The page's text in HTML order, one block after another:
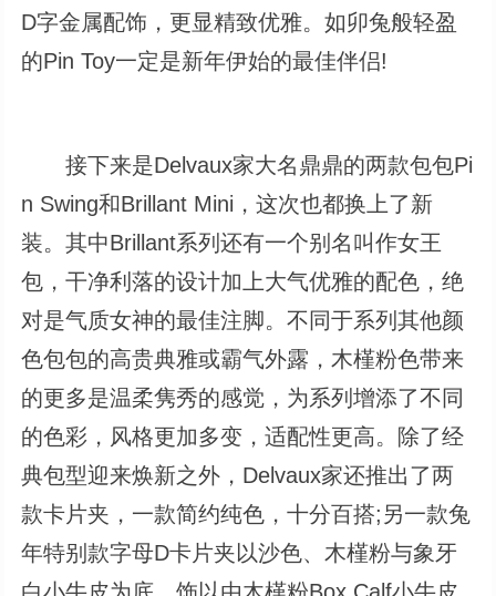
D字金属配饰，更显精致优雅。如卯兔般轻盈
的Pin Toy一定是新年伊始的最佳伴侣!
接下来是Delvaux家大名鼎鼎的两款包包Pi
n Swing和Brillant Mini，这次也都换上了新
装。其中Brillant系列还有一个别名叫作女王
包，干净利落的设计加上大气优雅的配色，绝
对是气质女神的最佳注脚。不同于系列其他颜
色包包的高贵典雅或霸气外露，木槿粉色带来
的更多是温柔隽秀的感觉，为系列增添了不同
的色彩，风格更加多变，适配性更高。除了经
典包型迎来焕新之外，Delvaux家还推出了两
款卡片夹，一款简约纯色，十分百搭;另一款兔
年特别款字母D卡片夹以沙色、木槿粉与象牙
白小牛皮为底，饰以由木槿粉Box Calf小牛皮